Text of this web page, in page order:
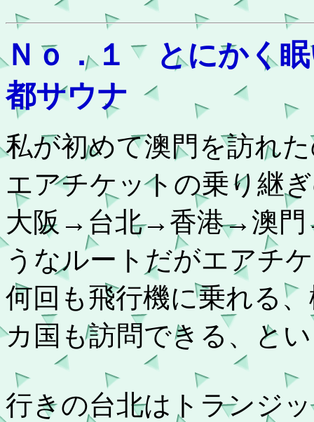
Ｎｏ．１ とにかく眠
都サウナ
私が初めて澳門を訪れ
エアチケットの乗り継
大阪→台北→香港→澳門
うなルートだがエアチ
何回も飛行機に乗れる
カ国も訪問できる、と
行きの台北はトランジ